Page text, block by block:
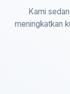
Kami
meningkatkan